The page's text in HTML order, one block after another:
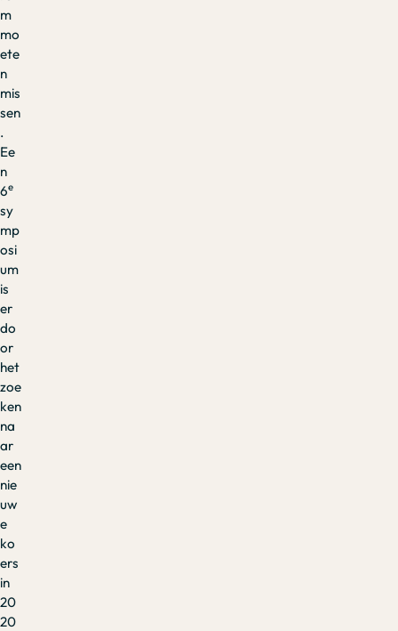
m
mo
ete
n
mis
sen
.
Ee
n
6e
sy
mp
osi
um
is
er
do
or
het
zoe
ken
na
ar
een
nie
uw
e
ko
ers
in
20
20